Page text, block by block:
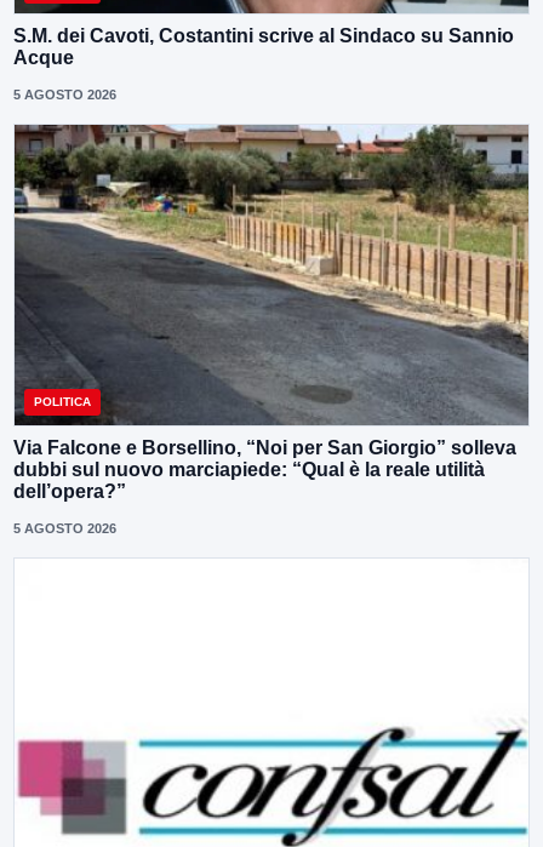
S.M. dei Cavoti, Costantini scrive al Sindaco su Sannio
Acque
5 AGOSTO 2026
POLITICA
Via Falcone e Borsellino, “Noi per San Giorgio” solleva
dubbi sul nuovo marciapiede: “Qual è la reale utilità
dell’opera?”
5 AGOSTO 2026